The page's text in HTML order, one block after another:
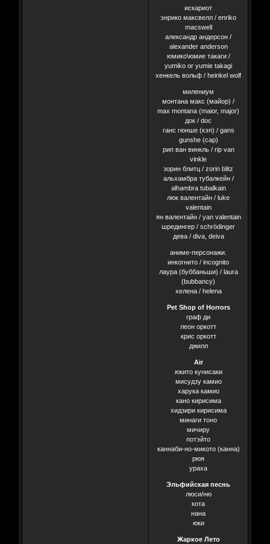
искариот
энрико максвелл / enriko
macswell
александр андерсон /
alexander anderson
юмико\юмие такаги /
yumiko or yumie takagi
хенкель вольф / heinkel wolf
милениум
монтана макс (майор) /
max montana (maior, major)
док / doc
ганс гюнше (кэп) / gans
gunshe (cap)
рип ван винкль / rip van
vinkle
зорин блитц / zorin blitz
альхамбра тубалкейн /
alhambra tubalkain
люк валентайн / luke
valentain
ян валентайн / yan valentain
шредингер / schrödinger
дева / diva, deiva
аниме-персонажи.
инкогнито / incognito
лаура (буббаньши) / laura
(bubbancy)
хелена / helena
Pet Shop of Horrors
граф ди
леон оркотт
крис оркотт
джилл
Air
юкито куниcаки
мисудзу камио
харука камио
кано кирисима
хидзири кирисима
минаги тоно
мичиру
потэйто
каннаби-но-микото (канна)
рюя
ураха
Эльфийская песнь
люси/ню
кота
нана
юки
Жаркое Лето